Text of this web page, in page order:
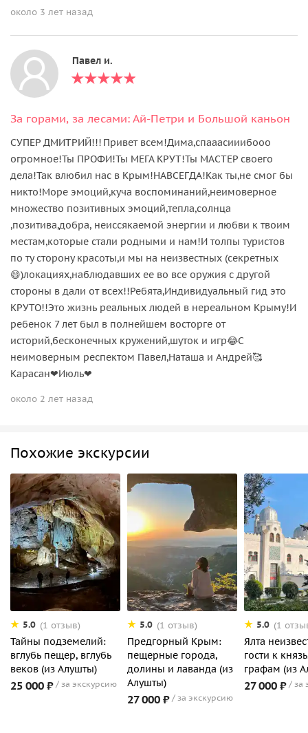
около 3 лет назад
Павел и.
За горами, за лесами: Ай-Петри и Большой каньон
СУПЕР ДМИТРИЙ!!! Привет всем!Дима,спааасииибооо
огромное!Ты ПРОФИ!Ты МЕГА КРУТ!Ты МАСТЕР своего
дела!Так влюбил нас в Крым!НАВСЕГДА!Как ты,не смог бы
никто!Море эмоций,куча воспоминаний,неимоверное
множество позитивных эмоций,тепла,солнца
,позитива,добра, неиссякаемой энергии и любви к твоим
местам,которые стали родными и нам!И толпы туристов
по ту сторону красоты,и мы на неизвестных (секретных
😄)локациях,наблюдавших ее во все оружия с другой
стороны в дали от всех!!Ребята,Индивидуальный гид это
КРУТО!!Это жизнь реальных людей в нереальном Крыму!И
ребенок 7 лет был в полнейшем восторге от
историй,бесконечных кружений,шуток и игр😂С
неимоверным респектом Павел,Наташа и Андрей🥰
Карасан❤Июль❤
около 2 лет назад
Похожие экскурсии
5.0 (1 отзыв)
Тайны подземелий:
вглубь пещер, вглубь
веков (из Алушты)
25 000 ₽ за экскурсию
5.0 (1 отзыв)
Предгорный Крым:
пещерные города,
долины и лаванда (из
Алушты)
27 000 ₽ за экскурсию
5.0 (1
Ялта
гости к
графам (из
27 000 ₽ за